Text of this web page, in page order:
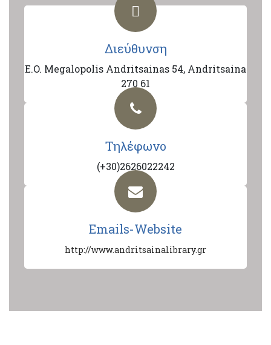
Διεύθυνση
E.O. Megalopolis Andritsainas 54, Andritsaina
270 61
Τηλέφωνο
(+30)2626022242
Emails-Website
http://www.andritsainalibrary.gr